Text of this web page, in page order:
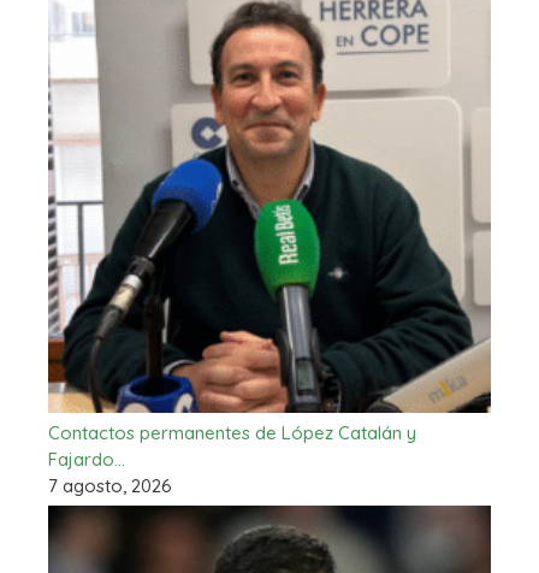
Contactos permanentes de López Catalán y
Fajardo…
7 agosto, 2026